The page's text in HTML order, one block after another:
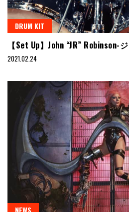
DRUM KIT
【Set Up】John “JR” Robinson-
2021.02.24
NEWS